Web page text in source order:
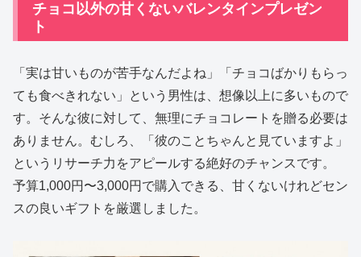
チョコ以外の甘くないバレンタインプレゼン
ト
「実は甘いものが苦手なんだよね」「チョコばかりもらっ
ても食べきれない」という男性は、想像以上に多いもので
す。そんな彼に対して、無理にチョコレートを贈る必要は
ありません。むしろ、「彼のことちゃんと見ていますよ」
というリサーチ力をアピールする絶好のチャンスです。
予算1,000円〜3,000円で購入できる、甘くないけれどセン
スの良いギフトを厳選しました。